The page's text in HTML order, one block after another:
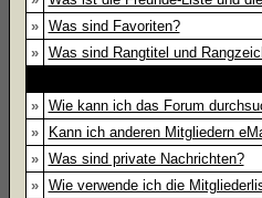
»
Was sind Favoriten?
»
Was sind Rangtitel und
»
Wie kann ich das Forum
»
Kann ich anderen Mitgliedern
»
Was sind private Nachrichten?
»
Wie verwende ich die